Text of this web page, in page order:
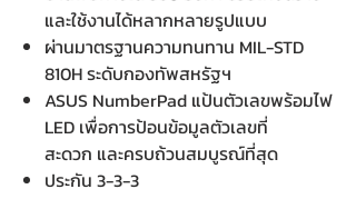
และใช้งานได้หลากหลายรูปแบบ
ผ่านมาตรฐานความทนทาน MIL-STD
810H ระดับกองทัพสหรัฐฯ
ASUS NumberPad แป้นตัวเลขพร้อมไฟ
LED เพื่อการป้อนข้อมูลตัวเลขที่
สะดวก และครบถ้วนสมบูรณ์ที่สุด
ประกัน 3-3-3